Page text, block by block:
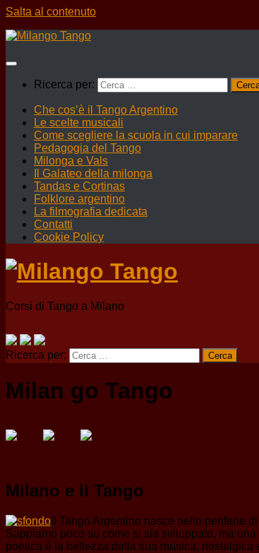
Salta al contenuto
Ricerca per:
Che cos’è il Tango Argentino
Le scelte musicali
Come scegliere la scuola in cui imparare
Pedagogia del Tango
Milonga e Vals
Il Galateo della milonga
Tandas e Cortinas
Folklore argentino
La filmografia dedicata
Contatti
Cookie Policy
Corsi di Tango a Milano
Ricerca per:
Milan go Tango
Milano e il Tango
Il Tango Argentino nasce nelle periferie
Sappiamo poco su come si sia sviluppato, ma
poetica è la bellezza della sua musica, nostalgica